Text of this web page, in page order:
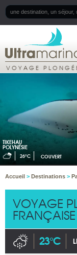
VOYAGE
TIKEHAU
POLYNÉSIE
26°C COUVERT
Accueil > Destinations >
VOYAGE
FRANÇAISE
23°C